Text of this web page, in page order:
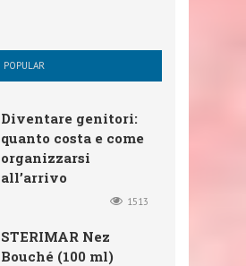
POPULAR
Diventare genitori:
quanto costa e come
organizzarsi
all’arrivo
1513
STERIMAR Nez
Bouché (100 ml)